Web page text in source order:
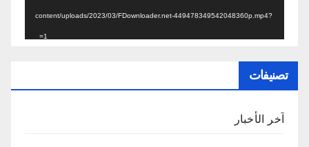
content/uploads/2023/03/FDownloader.net-449478349542048360p.mp4?
_=1
تصنيفات
آخر الأخبار